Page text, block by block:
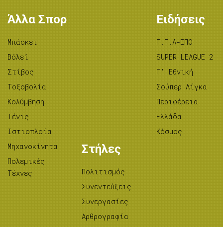
Άλλα Σπορ
Μπάσκετ
Βόλεϊ
Στίβος
Tοξοβολία
Κολύμβηση
Τένις
Ιστιοπλοΐα
Μηχανοκίνητα
Πολεμικές
Τέχνες
Ειδήσεις
Γ.Γ.Α-ΕΠΟ
SUPER LEAGUE 2
Γ’ Εθνική
Σούπερ Λίγκα
Περιφέρεια
Ελλάδα
Κόσμος
Στήλες
Πολιτισμός
Συνεντεύξεις
Συνεργασίες
Αρθρογραφία